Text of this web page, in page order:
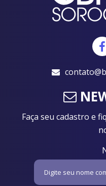
Faça seu cadastro e